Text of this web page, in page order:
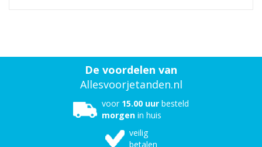
De voordelen van
Allesvoorjetanden.nl
voor 15.00 uur besteld
morgen in huis
veilig
betalen